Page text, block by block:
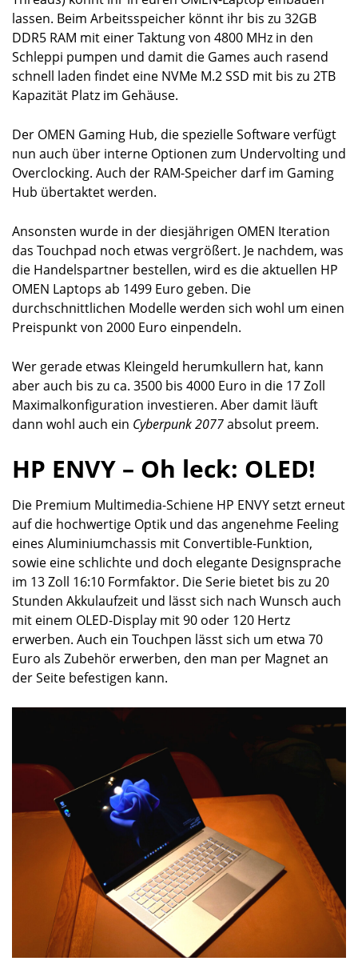
lassen. Beim Arbeitsspeicher könnt ihr bis zu 32GB
DDR5 RAM mit einer Taktung von 4800 MHz in den
Schleppi pumpen und damit die Games auch rasend
schnell laden findet eine NVMe M.2 SSD mit bis zu 2TB
Kapazität Platz im Gehäuse.
Der OMEN Gaming Hub, die spezielle Software verfügt
nun auch über interne Optionen zum Undervolting und
Overclocking. Auch der RAM-Speicher darf im Gaming
Hub übertaktet werden.
Ansonsten wurde in der diesjährigen OMEN Iteration
das Touchpad noch etwas vergrößert. Je nachdem, was
die Handelspartner bestellen, wird es die aktuellen HP
OMEN Laptops ab 1499 Euro geben. Die
durchschnittlichen Modelle werden sich wohl um einen
Preispunkt von 2000 Euro einpendeln.
Wer gerade etwas Kleingeld herumkullern hat, kann
aber auch bis zu ca. 3500 bis 4000 Euro in die 17 Zoll
Maximalkonfiguration investieren. Aber damit läuft
dann wohl auch ein Cyberpunk 2077absolut preem.
HP ENVY – Oh leck: OLED!
Die Premium Multimedia-Schiene HP ENVY setzt erneut
auf die hochwertige Optik und das angenehme Feeling
eines Aluminiumchassis mit Convertible-Funktion,
sowie eine schlichte und doch elegante Designsprache
im 13 Zoll 16:10 Formfaktor. Die Serie bietet bis zu 20
Stunden Akkulaufzeit und lässt sich nach Wunsch auch
mit einem OLED-Display mit 90 oder 120 Hertz
erwerben. Auch ein Touchpen lässt sich um etwa 70
Euro als Zubehör erwerben, den man per Magnet an
der Seite befestigen kann.